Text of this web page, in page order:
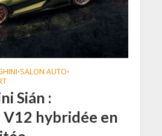
•SALON AUTO•
Sián :
hybridée en